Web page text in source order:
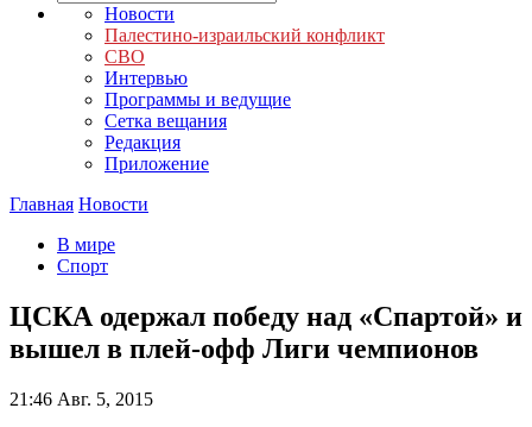
Новости
Палестино-израильский конфликт
СВО
Интервью
Программы и ведущие
Сетка вещания
Редакция
Приложение
Главная Новости
В мире
Спорт
ЦСКА одержал победу над «Спартой» и
вышел в плей-офф Лиги чемпионов
21:46 Авг. 5, 2015